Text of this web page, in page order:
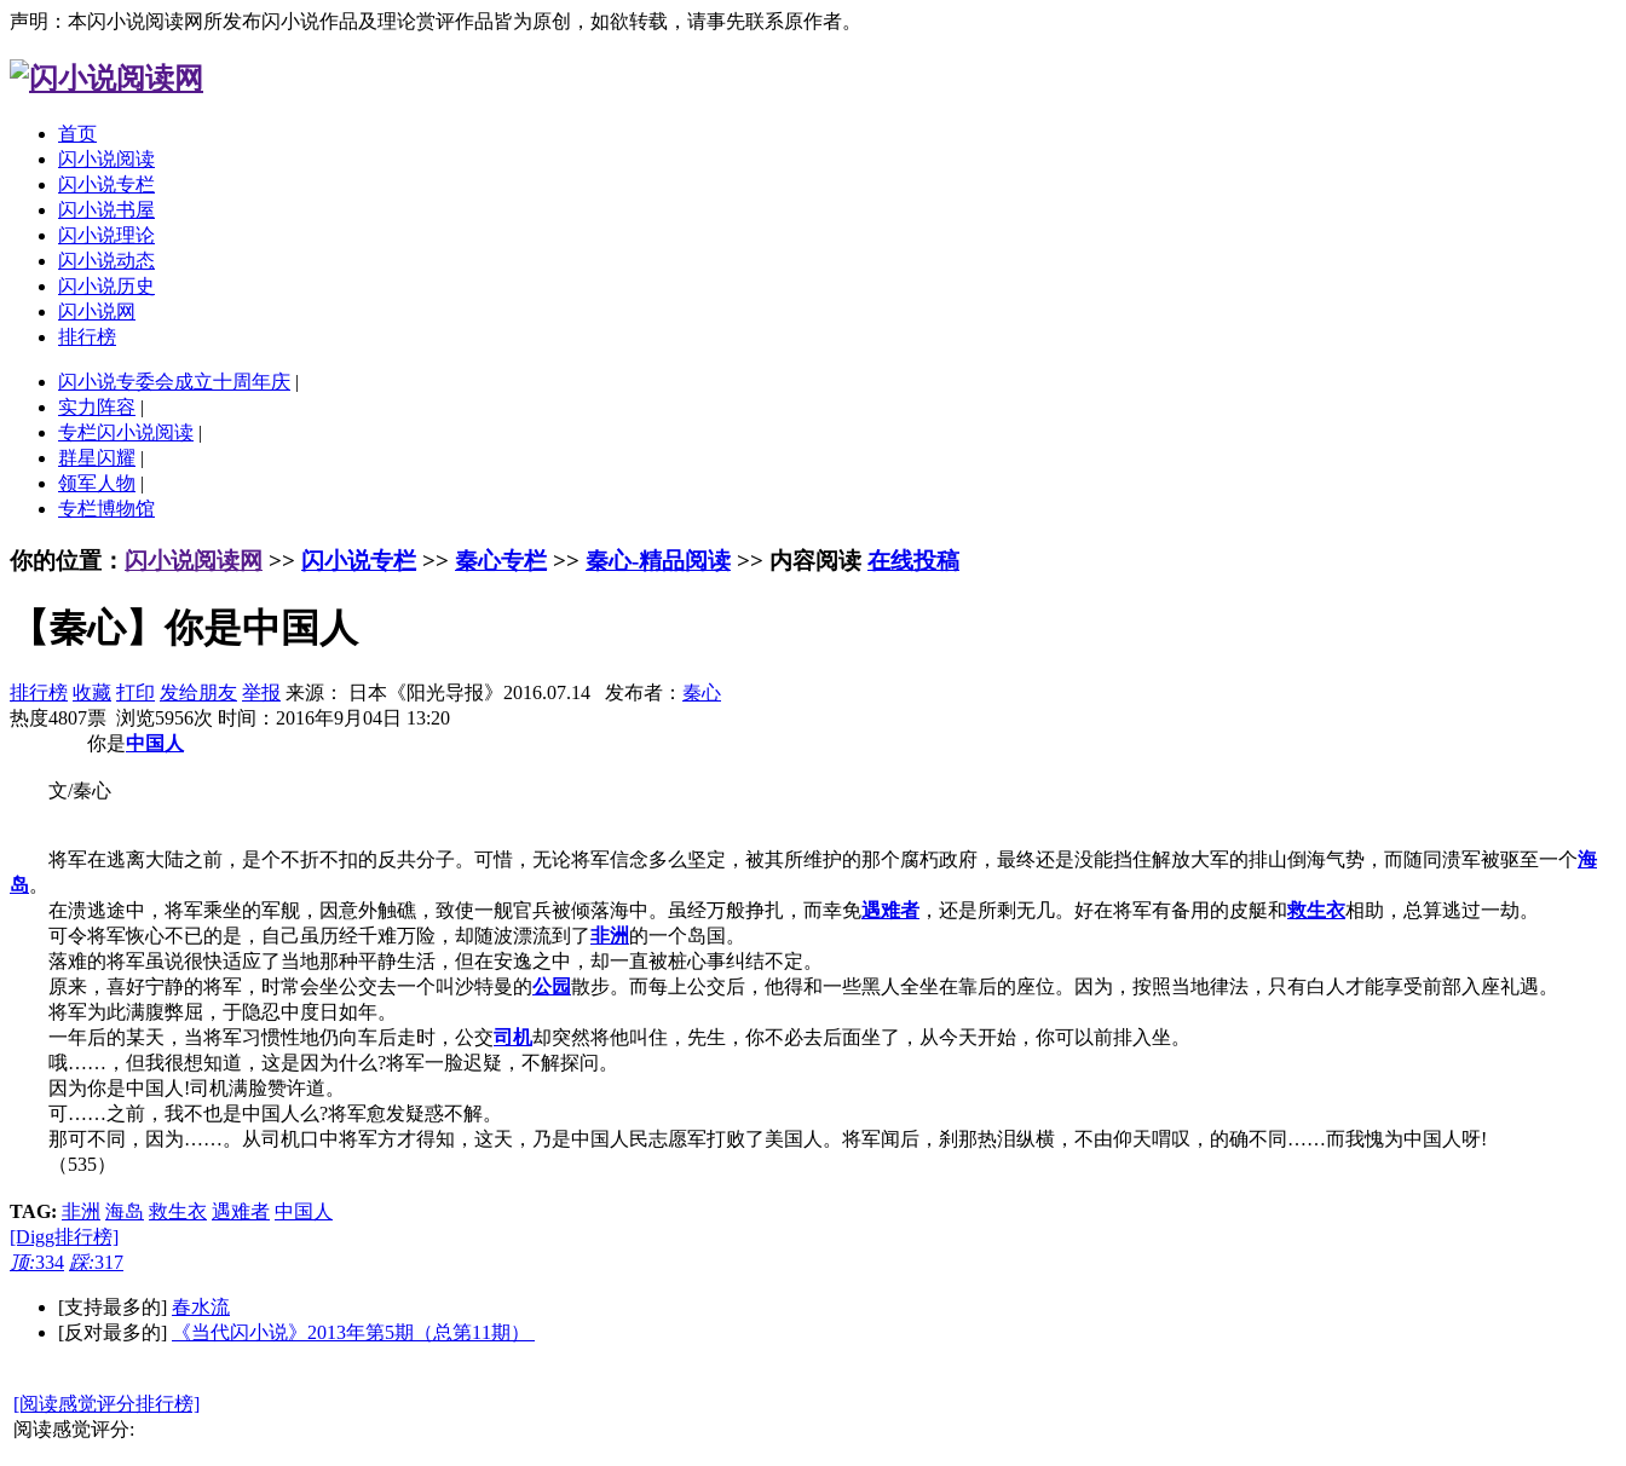
声明：本闪小说阅读网所发布闪小说作品及理论赏评作品皆为原创，如欲转载，请事先联系原作者。
首页
闪小说阅读
闪小说专栏
闪小说书屋
闪小说理论
闪小说动态
闪小说历史
闪小说网
排行榜
闪小说专委会成立十周年庆 |
实力阵容 |
专栏闪小说阅读 |
群星闪耀 |
领军人物 |
专栏博物馆
你的位置： 闪小说阅读网 >> 闪小说专栏 >> 秦心专栏 >> 秦心-精品阅读 >> 内容阅读 在线投稿
【秦心】你是中国人
排行榜 收藏 打印 发给朋友 举报 来源： 日本《阳光导报》2016.07.14 发布者： 秦心
热度4807票 浏览5956次 时间：2016年9月04日 13:20
你是中国人
文/秦心
将军在逃离大陆之前，是个不折不扣的反共分子。可惜，无论将军信念多么坚定，被其所维护的那个腐朽政府，最终还是没能挡住解放大军的排山倒海气势，而随同溃军被驱至一个海
岛。
在溃逃途中，将军乘坐的军舰，因意外触礁，致使一舰官兵被倾落海中。虽经万般挣扎，而幸免遇难者 ，还是所剩无几。好在将军有备用的皮艇和救生衣相助，总算逃过一劫。
可令将军恢心不已的是，自己虽历经千难万险，却随波漂流到了非洲的一个岛国。
落难的将军虽说很快适应了当地那种平静生活，但在安逸之中，却一直被桩心事纠结不定。
原来，喜好宁静的将军，时常会坐公交去一个叫沙特曼的公园散步。而每上公交后，他得和一些黑人全坐在靠后的座位。因为，按照当地律法，只有白人才能享受前部入座礼遇。
将军为此满腹弊屈，于隐忍中度日如年。
一年后的某天，当将军习惯性地仍向车后走时，公交司机却突然将他叫住，先生，你不必去后面坐了，从今天开始，你可以前排入坐。
哦……，但我很想知道，这是因为什么?将军一脸迟疑，不解探问。
因为你是中国人!司机满脸赞许道。
可……之前，我不也是中国人么?将军愈发疑惑不解。
那可不同，因为……。从司机口中将军方才得知，这天，乃是中国人民志愿军打败了美国人。将军闻后，刹那热泪纵横，不由仰天喟叹，的确不同……而我愧为中国人呀!
（535）
TAG: 非洲 海岛 救生衣 遇难者 中国人
[Digg排行榜]
顶:334 踩:317
[支持最多的] 春水流
[反对最多的]
《当代闪小说》2013年第5期（总第11期）
[阅读感觉评分排行榜]
阅读感觉评分: